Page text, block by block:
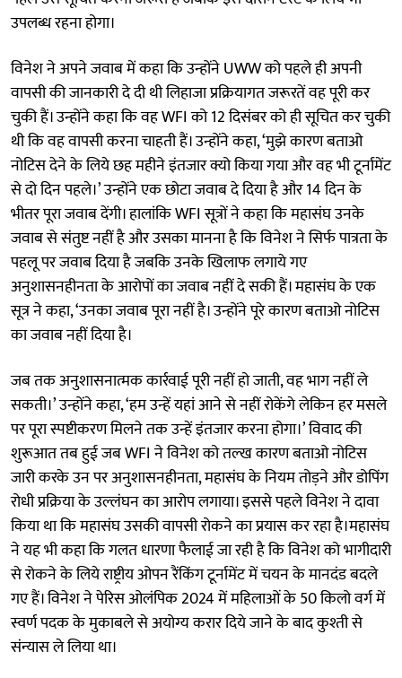
उपलब्ध रहना होगा।
विनेश ने अपने जवाब में कहा कि उन्होंने UWW को पहले ही अपनी
वापसी की जानकारी दे दी थी लिहाजा प्रक्रियागत जरूरतें वह पूरी कर
चुकी हैं। उन्होंने कहा कि वह WFI को 12 दिसंबर को ही सूचित कर चुकी
थी कि वह वापसी करना चाहती हैं। उन्होंने कहा, ‘मुझे कारण बताओ
नोटिस देने के लिये छह महीने इंतजार क्यो किया गया और वह भी टूर्नामेंट
से दो दिन पहले।’ उन्होंने एक छोटा जवाब दे दिया है और 14 दिन के
भीतर पूरा जवाब देंगी। हालांकि WFI सूत्रों ने कहा कि महासंघ उनके
जवाब से संतुष्ट नहीं है और उसका मानना है कि विनेश ने सिर्फ पात्रता के
पहलू पर जवाब दिया है जबकि उनके खिलाफ लगाये गए
अनुशासनहीनता के आरोपों का जवाब नहीं दे सकी हैं। महासंघ के एक
सूत्र ने कहा, ‘उनका जवाब पूरा नहीं है। उन्होंने पूरे कारण बताओ नोटिस
का जवाब नहीं दिया है।
जब तक अनुशासनात्मक कार्रवाई पूरी नहीं हो जाती, वह भाग नहीं ले
सकती।’ उन्होंने कहा, ‘हम उन्हें यहां आने से नहीं रोकेंगे लेकिन हर मसले
पर पूरा स्पष्टीकरण मिलने तक उन्हें इंतजार करना होगा।’ विवाद की
शुरूआत तब हुई जब WFI ने विनेश को तल्ख कारण बताओ नोटिस
जारी करके उन पर अनुशासनहीनता, महासंघ के नियम तोड़ने और डोपिंग
रोधी प्रक्रिया के उल्लंघन का आरोप लगाया। इससे पहले विनेश ने दावा
किया था कि महासंघ उसकी वापसी रोकने का प्रयास कर रहा है।महासंघ
ने यह भी कहा कि गलत धारणा फैलाई जा रही है कि विनेश को भागीदारी
से रोकने के लिये राष्ट्रीय ओपन रैंकिंग टूर्नामेंट में चयन के मानदंड बदले
गए हैं। विनेश ने पेरिस ओलंपिक 2024 में महिलाओं के 50 किलो वर्ग में
स्वर्ण पदक के मुकाबले से अयोग्य करार दिये जाने के बाद कुश्ती से
संन्यास ले लिया था।